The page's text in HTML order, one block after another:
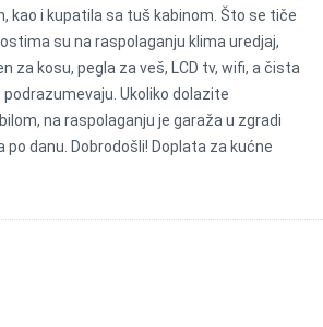
kao i kupatila sa tuš kabinom. Što se tiče
su na raspolaganju klima uredjaj,
za kosu, pegla za veš, LCD tv, wifi, a čista
Ukoliko dolazite
na raspolaganju je garaža u zgradi
po danu. Dobrodošli! Doplata za kućne